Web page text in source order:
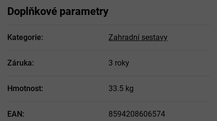
Doplňkové parametry
Kategorie: Zahradní sestavy
Záruka: 3 roky
Hmotnost: 33.5 kg
EAN: 8594208606574